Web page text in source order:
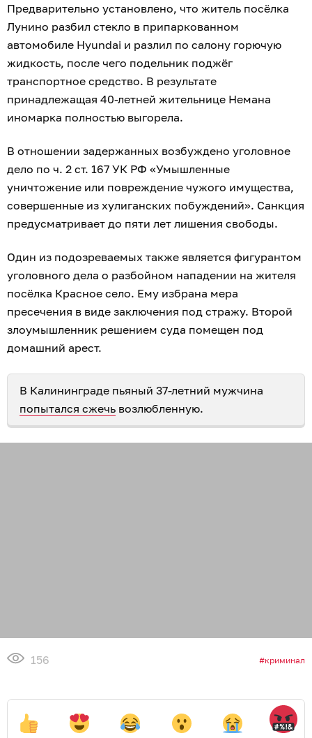
Предварительно установлено, что житель посёлка
Лунино разбил стекло в припаркованном
автомобиле Hyundai и разлил по салону горючую
жидкость, после чего подельник поджёг
транспортное средство. В результате
принадлежащая 40-летней жительнице Немана
иномарка полностью выгорела.
В отношении задержанных возбуждено уголовное
дело по ч. 2 ст. 167 УК РФ «Умышленные
уничтожение или повреждение чужого имущества,
совершенные из хулиганских побуждений». Санкция
предусматривает до пяти лет лишения свободы.
Один из подозреваемых также является фигурантом
уголовного дела о разбойном нападении на жителя
посёлка Красное село. Ему избрана мера
пресечения в виде заключения под стражу. Второй
злоумышленник решением суда помещен под
домашний арест.
В Калининграде пьяный 37-летний мужчина
попытался сжечь возлюбленную.
156 криминал